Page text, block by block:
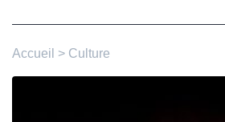
Accueil > Culture